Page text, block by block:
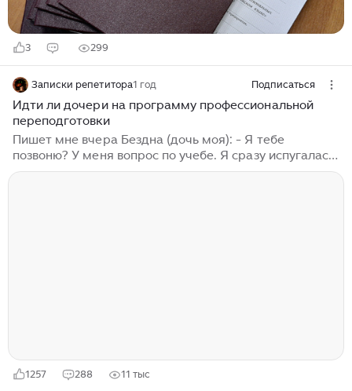
3 299
Записки репетитора1 год Подписаться
Идти ли дочери на программу профессиональной
переподготовки
Пишет мне вчера Бездна (дочь моя): - Я тебе
позвоню? У меня вопрос по учебе. Я сразу испугалась:
- Проблемы? - Нет, наоборот. Но у меня были уроки,
1257 288 11 тыс